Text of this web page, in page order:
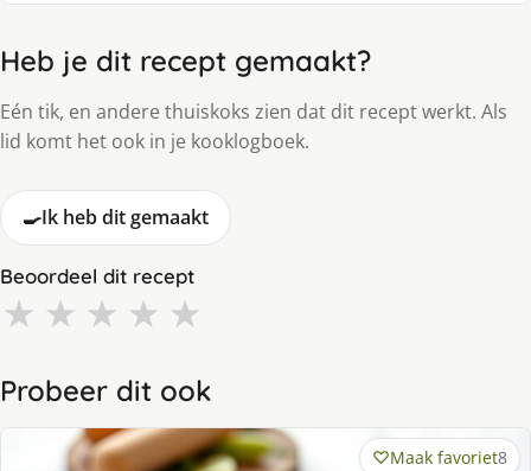
Heb je dit recept gemaakt?
Eén tik, en andere thuiskoks zien dat dit recept werkt. Als
lid komt het ook in je kooklogboek.
🍳Ik heb dit gemaakt
Beoordeel dit recept
★ ★ ★ ★ ★
Probeer dit ook
Maak favoriet8